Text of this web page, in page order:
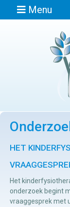
Menu
Afspraak
Locaties
Contact
HET
Het
onderzoek begint
vraaggesprek met